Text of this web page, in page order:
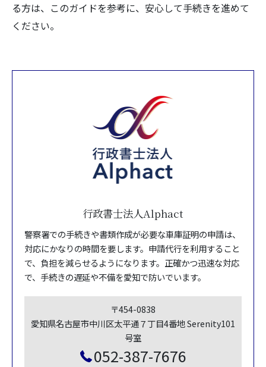
る方は、このガイドを参考に、安心して手続きを進めて
ください。
行政書士法人Alphact
警察署での手続きや書類作成が必要な車庫証明の申請は、
対応にかなりの時間を要します。申請代行を利用すること
で、負担を減らせるようになります。正確かつ迅速な対応
で、手続きの遅延や不備を愛知で防いでいます。
〒454-0838
愛知県名古屋市中川区太平通７丁目4番地 Serenity101
号室
052-387-7676